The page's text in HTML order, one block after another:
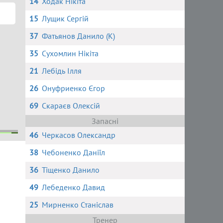
15 Лущик Сергій
37 Фатьянов Данило (К)
35 Сухомлин Нікіта
21 Лебідь Ілля
26 Онуфриенко Єгор
69 Скараєв Олексій
Запасні
46 Черкасов Олександр
38 Чебоненко Даніїл
36 Тіщенко Данило
49 Лебеденко Давид
25 Мирненко Станіслав
Тренер